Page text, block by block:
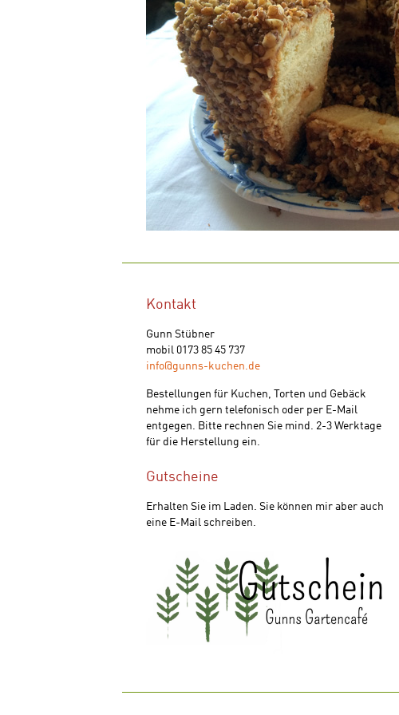
Kontakt
Gunn Stübner
mobil 0173 85 45 737
info@gunns-kuchen.de
Bestellungen für Kuchen, Torten und Gebäck
nehme ich gern telefonisch oder per E-Mail
entgegen. Bitte rechnen Sie mind. 2-3 Werktage
für die Herstellung ein.
Gutscheine
Erhalten Sie im Laden. Sie können mir aber auch
eine E-Mail schreiben.